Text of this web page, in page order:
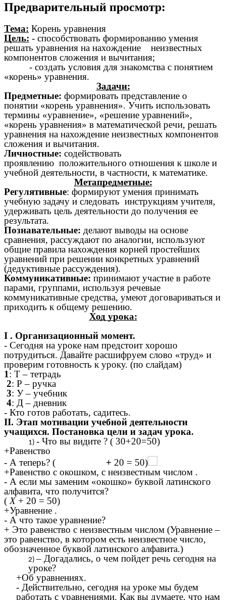
Предварительный просмотр:
Тема: Корень уравнения
Цель: - способствовать формированию умения
решать уравнения на нахождение неизвестных
компонентов сложения и вычитания;
- создать условия для знакомства с понятием
«корень» уравнения.
Задачи:
Предметные: формировать представление о
понятии «корень уравнения». Учить использовать
термины «уравнение», «решение уравнений»,
«корень уравнения» в математической речи, решать
уравнения на нахождение неизвестных компонентов
сложения и вычитания.
Личностные: содействовать
проявлению положительного отношения к школе и
учебной деятельности, в частности, к математике.
Метапредметные:
Регулятивные: формируют умения принимать
учебную задачу и следовать инструкциям учителя,
удерживать цель деятельности до получения ее
результата.
Познавательные: делают выводы на основе
сравнения, рассуждают по аналогии, используют
общие правила нахождения корней простейших
уравнений при решении конкретных уравнений
(дедуктивные рассуждения).
Коммуникативные: принимают участие в работе
парами, группами, используя речевые
коммуникативные средства, умеют договариваться и
приходить к общему решению.
Ход урока:
I . Организационный момент.
- Сегодня на уроке нам предстоит хорошо
потрудиться. Давайте расшифруем слово «труд» и
проверим готовность к уроку. (по слайдам)
1: Т – тетрадь
2: Р – ручка
3: У – учебник
4: Д – дневник
- Кто готов работать, садитесь.
II. Этап мотивации учебной деятельности
учащихся. Постановка цели и задач урока.
- Что вы видите ? ( 30+20=50)
+Равенство
- А теперь? ( + 20 = 50)
+Равенство с окошком, с неизвестным числом .
- А если мы заменим «окошко» буквой латинского
алфавита, что получится?
(Х + 20 = 50)
+Уравнение .
- А что такое уравнение?
+ Это равенство с неизвестным числом (Уравнение –
это равенство, в котором есть неизвестное число,
обозначенное буквой латинского алфавита.)
– Догадались, о чем пойдет речь сегодня на
уроке?
+Об уравнениях.
- Действительно, сегодня на уроке мы будем
работать с уравнениями. Как вы думаете, что нам